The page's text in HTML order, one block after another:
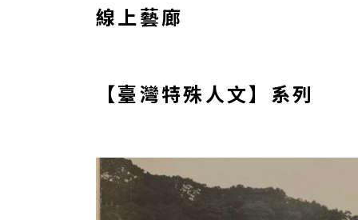
線上藝廊
【臺灣特殊人文】系列